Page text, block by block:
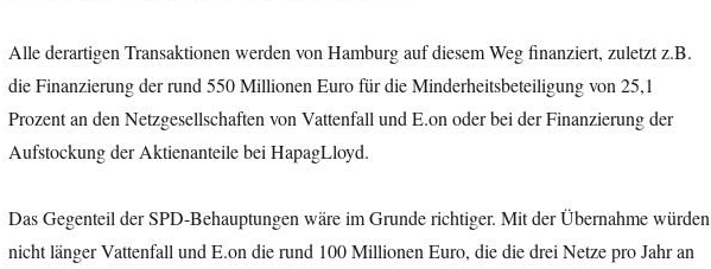
Alle derartigen Transaktionen werden von Hamburg auf diesem Weg finanziert, zuletzt z.B.
die Finanzierung der rund 550 Millionen Euro für die Minderheitsbeteiligung von 25,1
Prozent an den Netzgesellschaften von Vattenfall und E.on oder bei der Finanzierung der
Aufstockung der Aktienanteile bei HapagLloyd.
Das Gegenteil der SPD-Behauptungen wäre im Grunde richtiger. Mit der Übernahme würden
nicht länger Vattenfall und E.on die rund 100 Millionen Euro, die die drei Netze pro Jahr an